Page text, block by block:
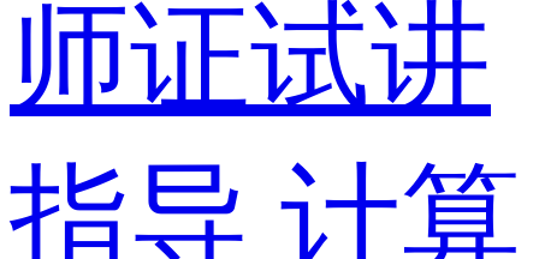
师证试讲
指导 计算